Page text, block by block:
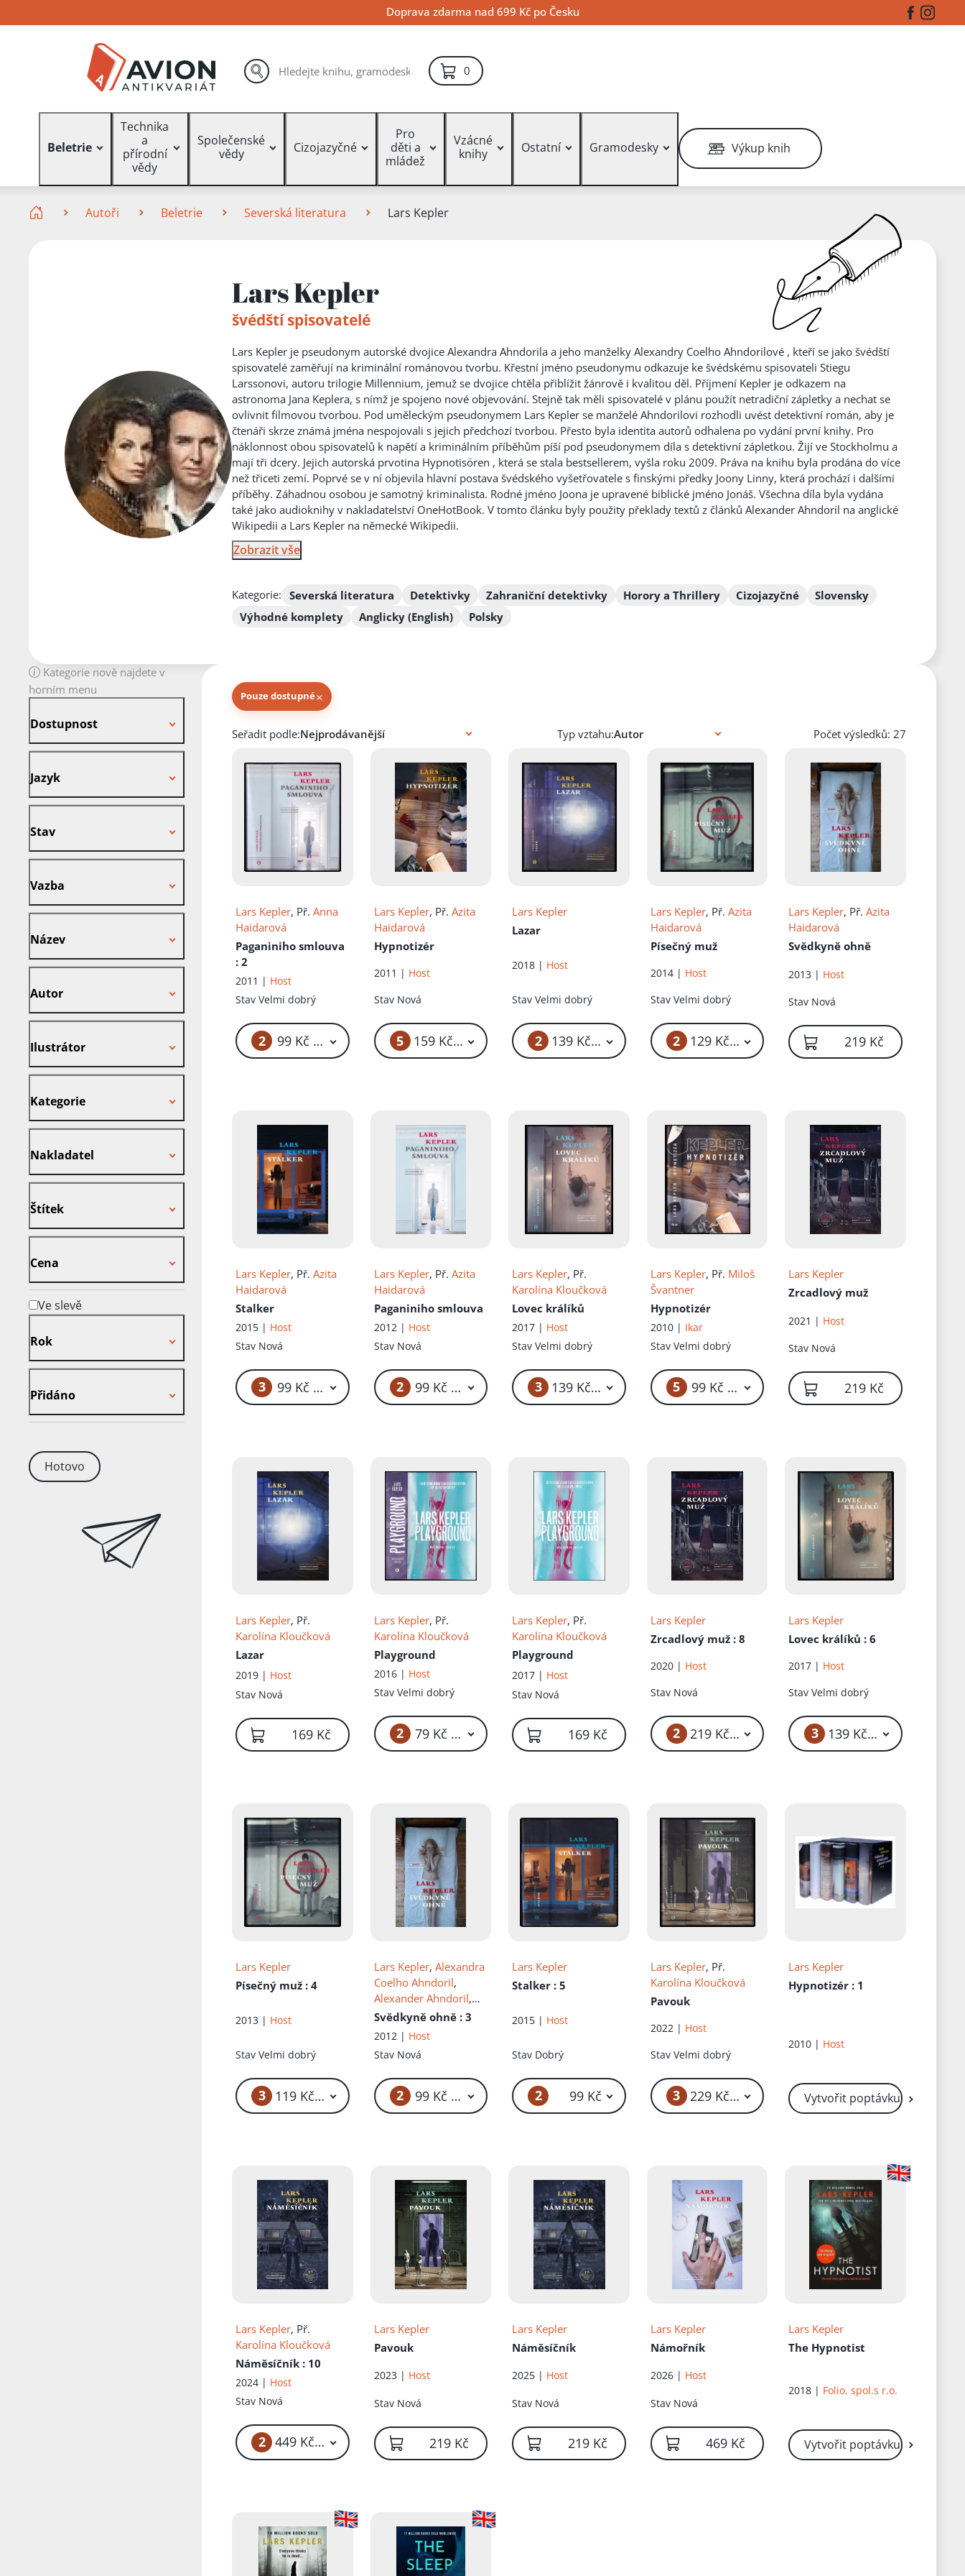
na
na
na
Doprava zdarma nad 699 Kč po Česku Facebook
Vyhledávání hledat
0položek – košík
Beletrie
Technika
a
přírodní
vědy
Společenské
vědy
Cizojazyčné
Pro
děti a
mládež
Vzácné
knihy
Ostatní Gramodesky Výkup knih
Autoři Beletrie Severská literatura Lars Kepler
Lars Kepler
švédští spisovatelé
Lars Kepler je pseudonym autorské dvojice Alexandra Ahndorila a jeho manželky Alexandry Coelho Ahndorilové , kteří se jako švédští
spisovatelé zaměřují na kriminální románovou tvorbu. Křestní jméno pseudonymu odkazuje ke švédskému spisovateli Stiegu
Larssonovi, autoru trilogie Millennium, jemuž se dvojice chtěla přiblížit žánrově i kvalitou děl. Příjmení Kepler je odkazem na
astronoma Jana Keplera, s nímž je spojeno nové objevování. Stejně tak měli spisovatelé v plánu použít netradiční zápletky a nechat se
ovlivnit filmovou tvorbou. Pod uměleckým pseudonymem Lars Kepler se manželé Ahndorilovi rozhodli uvést detektivní román, aby je
čtenáři skrze známá jména nespojovali s jejich předchozí tvorbou. Přesto byla identita autorů odhalena po vydání první knihy. Pro
náklonnost obou spisovatelů k napětí a kriminálním příběhům píší pod pseudonymem díla s detektivní zápletkou. Žijí ve Stockholmu a
mají tři dcery. Jejich autorská prvotina Hypnotisören , která se stala bestsellerem, vyšla roku 2009. Práva na knihu byla prodána do více
než třiceti zemí. Poprvé se v ní objevila hlavní postava švédského vyšetřovatele s finskými předky Joony Linny, která prochází i dalšími
příběhy. Záhadnou osobou je samotný kriminalista. Rodné jméno Joona je upravené biblické jméno Jonáš. Všechna díla byla vydána
také jako audioknihy v nakladatelství OneHotBook. V tomto článku byly použity překlady textů z článků Alexander Ahndoril na anglické
Wikipedii a Lars Kepler na německé Wikipedii.
Zobrazit vše
Kategorie: Severská literatura Detektivky Zahraniční detektivky Horory a Thrillery Cizojazyčné
Slovensky
Výhodné komplety
Anglicky (English) Polsky
Kategorie nově najdete v
horním menu
Dostupnost
Jazyk
Stav
Vazba
Název
Autor
Ilustrátor
Kategorie
Nakladatel
Štítek
Cena
Ve slevě
Rok
Přidáno
Hotovo
Pouze dostupné×
Knihy autora
Seřadit podle: Typ vztahu: Počet výsledků: 27
Lars Kepler, Př.Anna
Haidarová
Paganiniho smlouva
: 2
2011 | Host
StavVelmi dobrý
2 99 Kč – 129 Kč
Lars Kepler, Př. Azita
Haidarová
Hypnotizér
2011 | Host
Stav Nová
5 159 Kč – 219 Kč
Lars Kepler
Lazar
2018 | Host
StavVelmi dobrý
2 139 Kč – 149 Kč
Lars Kepler, Př. Azita
Haidarová
Písečný muž
2014 | Host
Stav Velmi dobrý
2 129 Kč – 149 Kč
Lars Kepler, Př.Azita
Haidarová
Svědkyně ohně
2013 | Host
Stav Nová
219 Kč
Lars Kepler, Př.Azita
Haidarová
Stalker
2015 | Host
Stav Nová
3 99 Kč – 219 Kč
Lars Kepler, Př. Azita
Haidarová
Paganiniho smlouva
2012 | Host
Stav Nová
2 99 Kč – 219 Kč
Lars Kepler, Př.
Karolína Kloučková
Lovec králíků
2017 | Host
StavVelmi dobrý
3 139 Kč – 189 Kč
Lars Kepler, Př. Miloš
Švantner
Hypnotizér
2010 | Ikar
Stav Velmi dobrý
5 99 Kč – 119 Kč
Lars Kepler
Zrcadlový muž
2021 | Host
Stav Nová
219 Kč
Lars Kepler, Př.
Karolína Kloučková
Lazar
2019 | Host
Stav Nová
169 Kč
Lars Kepler, Př.
Karolína Kloučková
Playground
2016 | Host
Stav Velmi dobrý
2 79 Kč – 89 Kč
Lars Kepler, Př.
Karolína Kloučková
Playground
2017 | Host
Stav Nová
169 Kč
Lars Kepler
Zrcadlový muž : 8
2020 | Host
Stav Nová
2 219 Kč – 419 Kč
Lars Kepler
Lovec králíků : 6
2017 | Host
StavVelmi dobrý
3 139 Kč – 159 Kč
Lars Kepler
Písečný muž : 4
2013 | Host
StavVelmi dobrý
3 119 Kč – 149 Kč
Lars Kepler, Alexandra
Coelho Ahndoril,
Alexander Ahndoril,
Př.Azita Haidarová
Svědkyně ohně : 3
2012 | Host
Stav Nová
2 99 Kč – 389 Kč
Lars Kepler
Stalker : 5
2015 | Host
Stav Dobrý
2 99 Kč
Lars Kepler, Př.
Karolína Kloučková
Pavouk
2022 | Host
Stav Velmi dobrý
3 229 Kč – 239 Kč
Lars Kepler
Hypnotizér : 1
2010 | Host
Vytvořit poptávku
Lars Kepler, Př.
Karolína Kloučková
Náměsíčník : 10
2024 | Host
Stav Nová
2 449 Kč – 469 Kč
Lars Kepler
Pavouk
2023 | Host
Stav Nová
219 Kč
Lars Kepler
Náměsíčník
2025 | Host
Stav Nová
219 Kč
Lars Kepler
Námořník
2026 | Host
Stav Nová
469 Kč
Lars Kepler
The Hypnotist
2018 | Folio, spol.s r.o.
Vytvořit poptávku
Přidáno do košíku!